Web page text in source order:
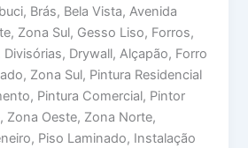
Brás, Bela Vista, Avenida
Zona Sul, Gesso Liso, Forros,
Drywall, Alçapão, Forro
Zona Sul, Pintura Residencial
Pintura Comercial, Pintor
Zona Oeste, Zona Norte,
Piso Laminado, Instalação